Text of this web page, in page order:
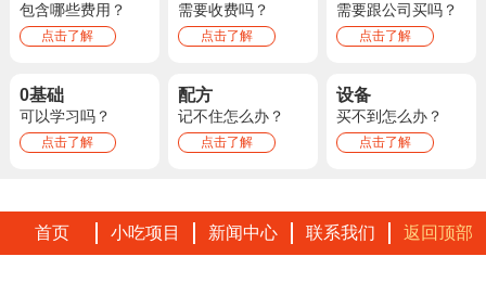
包含哪些费用？
点击了解
需要收费吗？
点击了解
需要跟公司买吗？
点击了解
0基础
可以学习吗？
点击了解
配方
记不住怎么办？
点击了解
设备
买不到怎么办？
点击了解
首页 小吃项目 新闻中心 联系我们 返回顶部